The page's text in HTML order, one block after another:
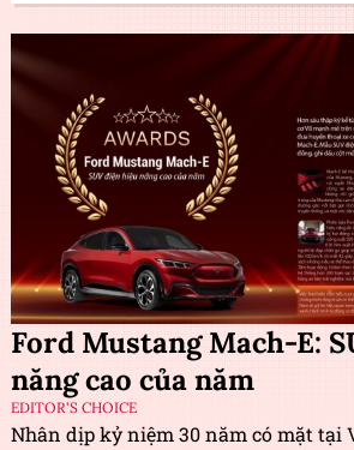
Ford Mustang Mach-E:
năng cao của năm
EDITOR'S CHOICE
Nhân dịp kỷ niệm 30 năm có mặt tại